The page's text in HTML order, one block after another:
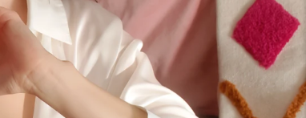
Мои заказы
Мои адреса
Мои подписки